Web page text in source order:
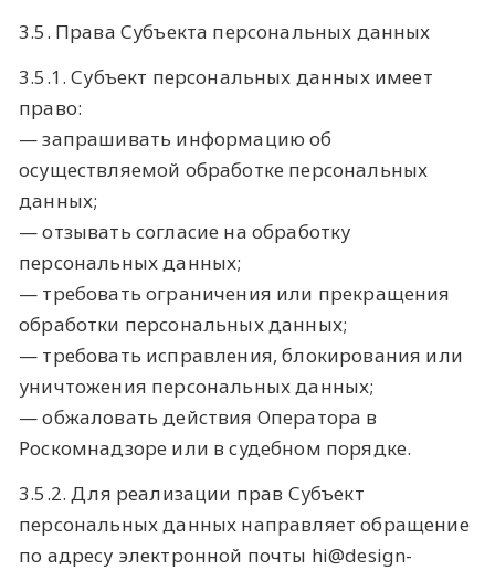
3.5. Права Субъекта персональных данных
3.5.1. Субъект персональных данных имеет
право:
— запрашивать информацию об
осуществляемой обработке персональных
данных;
— отзывать согласие на обработку
персональных данных;
— требовать ограничения или прекращения
обработки персональных данных;
— требовать исправления, блокирования или
уничтожения персональных данных;
— обжаловать действия Оператора в
Роскомнадзоре или в судебном порядке.
3.5.2. Для реализации прав Субъект
персональных данных направляет обращение
по адресу электронной почты hi@design-